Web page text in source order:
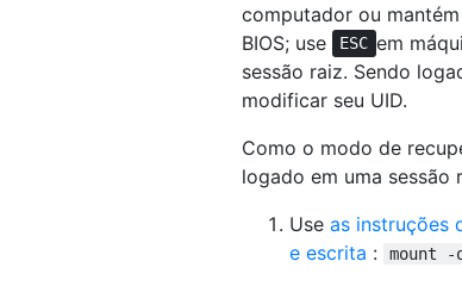
computador ou
BIOS; use
ESC em
sessão raiz. Sendo
modificar seu UID.
Como o modo de
logado em uma sessão
Use as instruções
e escrita : mount